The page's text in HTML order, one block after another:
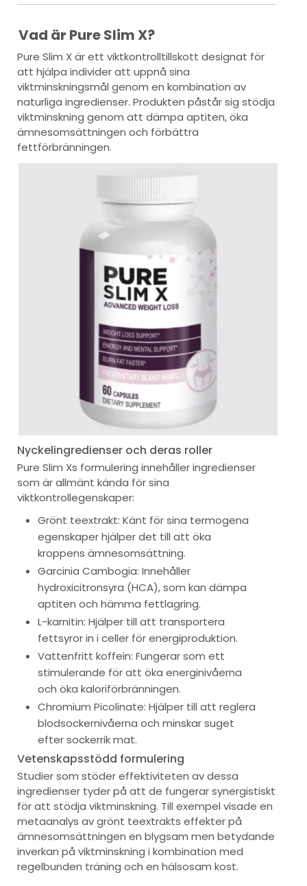
Vad är Pure Slim X?
Pure Slim X är ett viktkontrolltillskott designat för
att hjälpa individer att uppnå sina
viktminskningsmål genom en kombination av
naturliga ingredienser. Produkten påstår sig stödja
viktminskning genom att dämpa aptiten, öka
ämnesomsättningen och förbättra
fettförbränningen.
Nyckelingredienser och deras roller
Pure Slim Xs formulering innehåller ingredienser
som är allmänt kända för sina
viktkontrollegenskaper:
Grönt teextrakt: Känt för sina termogena
egenskaper hjälper det till att öka
kroppens ämnesomsättning.
Garcinia Cambogia: Innehåller
hydroxicitronsyra (HCA), som kan dämpa
aptiten och hämma fettlagring.
L-karnitin: Hjälper till att transportera
fettsyror in i celler för energiproduktion.
Vattenfritt koffein: Fungerar som ett
stimulerande för att öka energinivåerna
och öka kaloriförbränningen.
Chromium Picolinate: Hjälper till att reglera
blodsockernivåerna och minskar suget
efter sockerrik mat.
Vetenskapsstödd formulering
Studier som stöder effektiviteten av dessa
ingredienser tyder på att de fungerar synergistiskt
för att stödja viktminskning. Till exempel visade en
metaanalys av grönt teextrakts effekter på
ämnesomsättningen en blygsam men betydande
inverkan på viktminskning i kombination med
regelbunden träning och en hälsosam kost.